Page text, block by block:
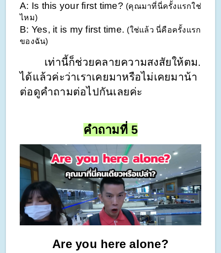
A: Is this your first time? (คุณมาที่นี่ครั้งแรกใช่
ไหม)
B: Yes, it is my first time. (ใช่แล้ว นี่คือครั้งแรก
ของฉัน)
เท่านี้ก็ช่วยคลายความสงสัยให้ตม.
ได้แล้วค่ะว่าเราเคยมาหรือไม่เคยมาน้า
ต่อดูคำถามต่อไปกันเลยค่ะ
คำถามที่ 5
Are you here alone?